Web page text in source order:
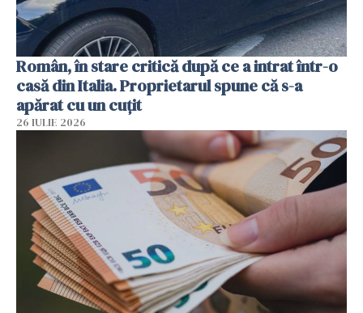
Român, în stare critică după ce a intrat într-o
casă din Italia. Proprietarul spune că s-a
apărat cu un cuțit
26 IULIE 2026